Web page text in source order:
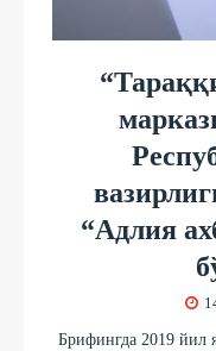
“Адлия
Брифингда 2019 йил